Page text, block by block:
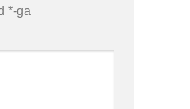
*-ga